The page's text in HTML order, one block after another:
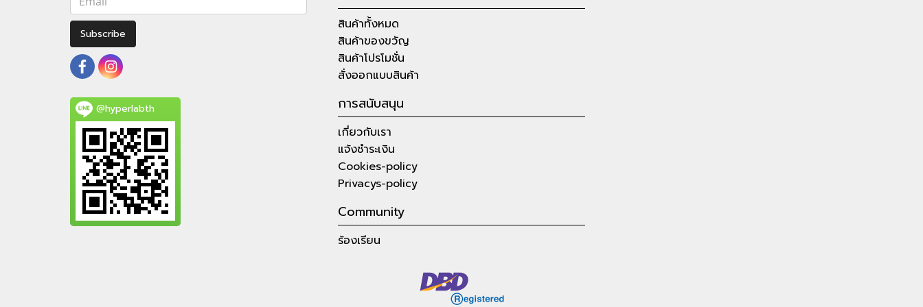
Subscribe
@hyperlabth
สินค้าทั้งหมด
สินค้าของขวัญ
สินค้าโปรโมชั่น
สั่งออกแบบสินค้า
การสนับสนุน
เกี่ยวกับเรา
แจ้งชำระเงิน
Cookies-policy
Privacys-policy
Community
ร้องเรียน